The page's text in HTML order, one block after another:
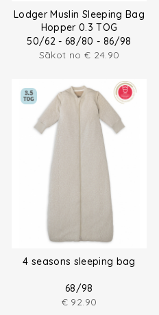
Lodger Muslin Sleeping Bag
Hopper 0.3 TOG
50/62 - 68/80 - 86/98
Sākot no € 24.90
4 seasons sleeping bag
68/98
€ 92.90